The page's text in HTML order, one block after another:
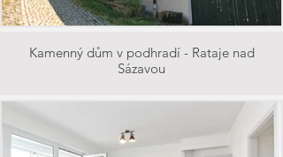
Kamenný dům v podhradí - Rataje nad
Sázavou